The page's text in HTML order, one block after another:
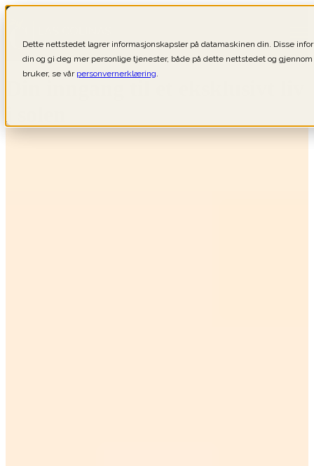
Dette nettstedet lagrer informasjonskapsler på datamaskinen din. Disse
din og gi deg mer personlige tjenester, både på dette nettstedet og
bruker, se vår personvernerklæring.
i solen